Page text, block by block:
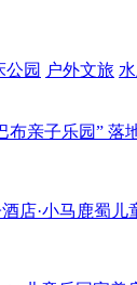
公园 户外文旅
布亲子乐园” 落
店·小马鹿蜀儿